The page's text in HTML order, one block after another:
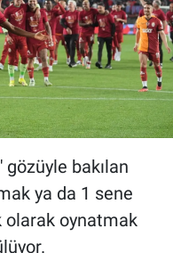
gözüyle bakılan
ya da 1 sene
olarak oynatmak